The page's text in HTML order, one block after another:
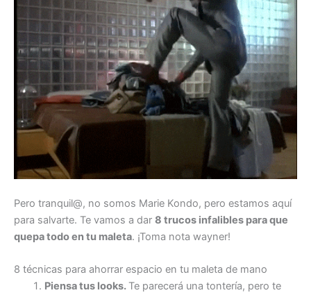
Pero tranquil@, no somos Marie Kondo, pero estamos aquí
para salvarte. Te vamos a dar 8 trucos infalibles para que
quepa todo en tu maleta. ¡Toma nota wayner!
8 técnicas para ahorrar espacio en tu maleta de mano
Piensa tus looks. Te parecerá una tontería, pero te